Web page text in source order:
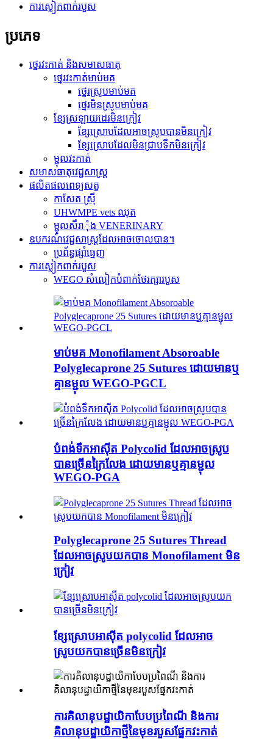
ការស្លៀកពាក់របួស
ប្រភេទ
ថ្នេរវះកាត់ និងសមាសធាតុ
ថ្នេរវះកាត់មាប់មគ
ថ្នេរស្រូបមាប់មគ
ថ្នេរមិនស្រូបមាប់មគ
ខ្សែស្រឡាយដេរមិនក្រៀវ
ខ្សែស្រោបដែលអាចស្រូបបានមិនក្រៀវ
ខ្សែស្រោបដែលមិនជ្រាបទឹកមិនក្រៀវ
ម្ជុលវះកាត់
សមាសធាតុវេជ្ជសាស្រ្ត
ផលិតផលពេទ្យសត្វ
កាសែត ស៊្រី
UHWMPE vets ឈុត
ម្ជុលសឺរាុំង VENERINARY
ឧបករណ៍វេជ្ជសាស្ត្រដែលអាចចោលបាន។
ប្រព័ន្ធផ្សាំធ្មេញ
ការស្លៀកពាក់របួស
WEGO សំលៀកបំពាក់ថែរក្សារបួស
មាប់មគ Monofilament Absoroable
Polyglecaprone 25 Sutures ដោយមានឬ
គ្មានម្ជុល WEGO-PGCL
បំពង់ទឹកអាស៊ីត Polycolid ដែលអាចស្រូប
បានច្រើនក្រៃលែង ដោយមានឬគ្មានម្ជុល
WEGO-PGA
Polyglecaprone 25 Sutures Thread
ដែលអាចស្រូបយកបាន Monofilament មិន
ក្រៀវ
ខ្សែស្រោបអាស៊ីត polycolid ដែលអាច
ស្រូបយកបានច្រើនមិនក្រៀវ
ការគិលានុបដ្ឋាយិកាបែបប្រពៃណី និងការ
គិលានុបដ្ឋាយិកាថ្មីនៃមុខរបួសផ្នែកវះកាត់